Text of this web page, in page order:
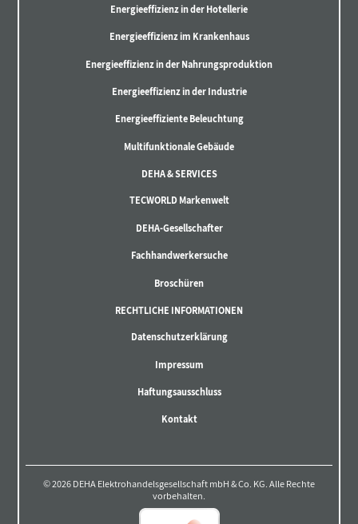
Energieeffizienz in der Hotellerie
Energieeffizienz im Krankenhaus
Energieeffizienz in der Nahrungsproduktion
Energieeffizienz in der Industrie
Energieeffiziente Beleuchtung
Multifunktionale Gebäude
DEHA & SERVICES
TECWORLD Markenwelt
DEHA-Gesellschafter
Fachhandwerkersuche
Broschüren
RECHTLICHE INFORMATIONEN
Datenschutzerklärung
Impressum
Haftungsausschluss
Kontakt
© 2026 DEHA Elektrohandelsgesellschaft mbH & Co. KG. Alle Rechte
vorbehalten.